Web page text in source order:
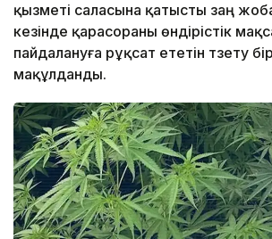
қызметі саласына қатысты заң
кезінде қарасораны өндірістік
пайдалануға рұқсат ететін түзету
мақұлданды.